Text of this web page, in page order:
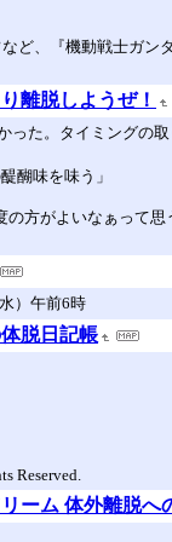
ど、『機動戦士ガ
離脱しようぜ！
った。タイミングの取
醐味を味う」
方がよいなぁって思
）午前6時
脱日記帳
Reserved.
ーム 体外離脱へ